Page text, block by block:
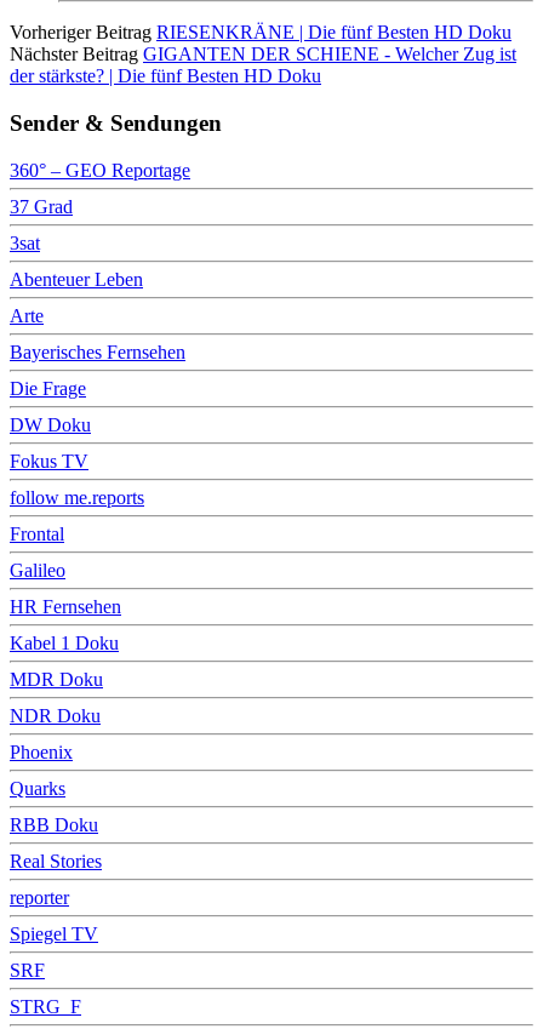
Vorheriger Beitrag RIESENKRÄNE | Die fünf Besten HD Doku
Nächster Beitrag GIGANTEN DER SCHIENE - Welcher Zug ist
der stärkste? | Die fünf Besten HD Doku
Sender & Sendungen
360° – GEO Reportage
37 Grad
3sat
Abenteuer Leben
Arte
Bayerisches Fernsehen
Die Frage
DW Doku
Fokus TV
follow me.reports
Frontal
Galileo
HR Fernsehen
Kabel 1 Doku
MDR Doku
NDR Doku
Phoenix
Quarks
RBB Doku
Real Stories
reporter
Spiegel TV
SRF
STRG_F